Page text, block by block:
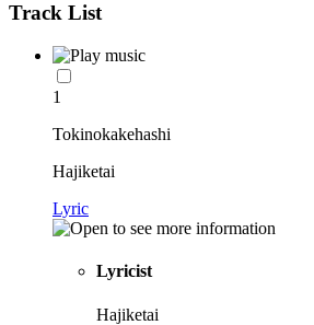
Track List
1
Tokinokakehashi
Hajiketai
Lyric
Lyricist
Hajiketai